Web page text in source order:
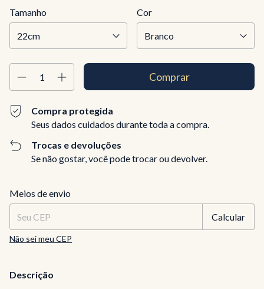
Tamanho Cor
Compra protegida
Seus dados cuidados durante toda a compra.
Trocas e devoluções
Se não gostar, você pode trocar ou devolver.
Entregas para o CEP:
Meios de envio
Calcular
Não sei meu CEP
Descrição